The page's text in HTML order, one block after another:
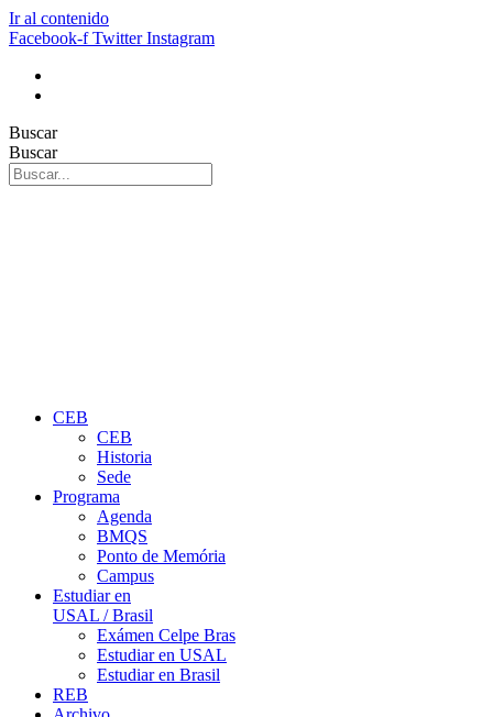
Ir al contenido
Facebook-f Twitter Instagram
Buscar
Buscar
CEB
CEB
Historia
Sede
Programa
Agenda
BMQS
Ponto de Memória
Campus
Estudiar en
USAL / Brasil
Exámen Celpe Bras
Estudiar en USAL
Estudiar en Brasil
REB